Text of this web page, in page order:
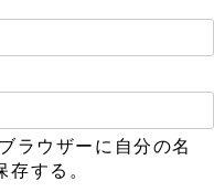
ラウザーに自分の名
する。